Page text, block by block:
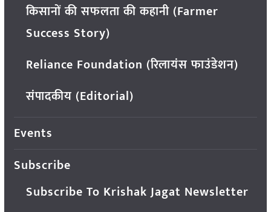
किसानों की सफलता की कहानी (Farmer
Success Story)
Reliance Foundation (रिलायंस फाउंडेशन)
संपादकीय (Editorial)
Events
Subscribe
Subscribe To Krishak Jagat Newsletter